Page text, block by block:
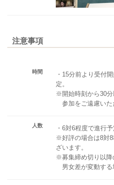
注意事項
時間
・15分前より受付
定。
※開始時刻から30
参加をご遠慮いた
人数
・6対6程度で進行
※好評の場合は8対
ざいます。
※募集締め切り以降
男女差が変動する